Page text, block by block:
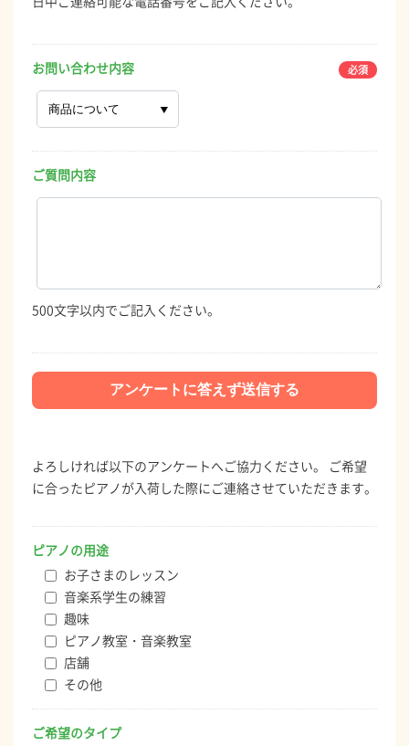
お問い合わせ内容
ご質問内容
500文字以内でご記入ください。
よろしければ以下のアンケートへご協力ください。 ご希望
に合ったピアノが入荷した際にご連絡させていただきます。
ピアノの用途
お子さまのレッスン
音楽系学生の練習
趣味
ピアノ教室・音楽教室
店舗
その他
ご希望のタイプ